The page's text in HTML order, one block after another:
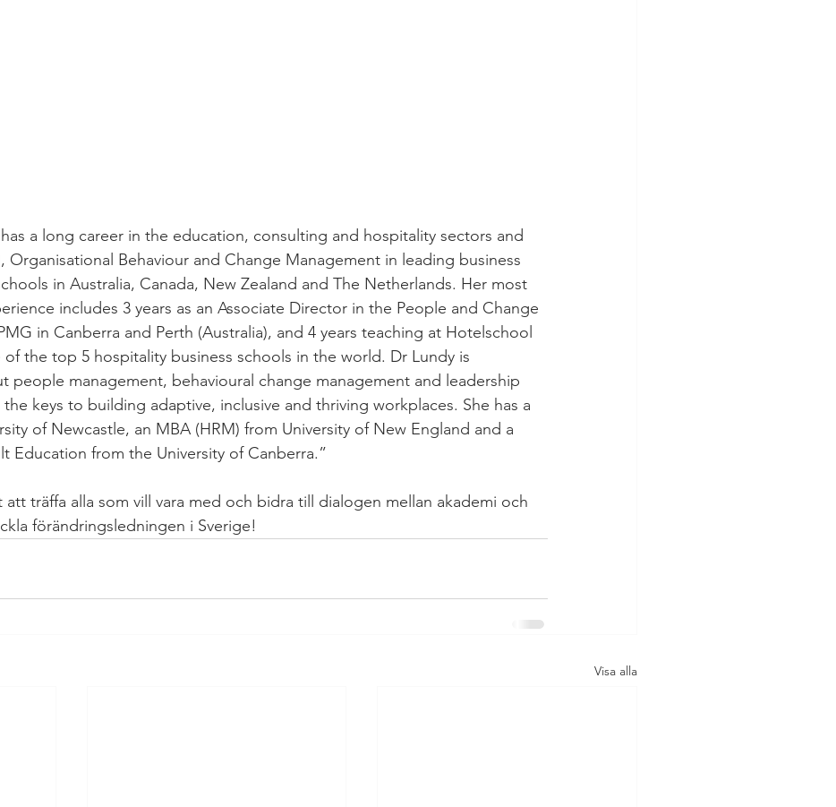
a long career in the education, consulting and hospitality sectors and
Organisational Behaviour and Change Management in leading business
in Australia, Canada, New Zealand and The Netherlands. Her most
includes 3 years as an Associate Director in the People and Change
in Canberra and Perth (Australia), and 4 years teaching at Hotelschool
the top 5 hospitality business schools in the world. Dr Lundy is
people management, behavioural change management and leadership
keys to building adaptive, inclusive and thriving workplaces. She has a
of Newcastle, an MBA (HRM) from University of New England and a
Education from the University of Canberra.”
att träffa alla som vill vara med och bidra till dialogen mellan akademi och
förändringsledningen i Sverige!
Visa alla